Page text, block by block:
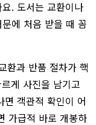
. 도서는 교환이나
에 처음 받을 때 꼼
환과 반품 절차가 핵
게 사진을 남기고
면 객관적 확인이 어
가급적 바로 개봉하